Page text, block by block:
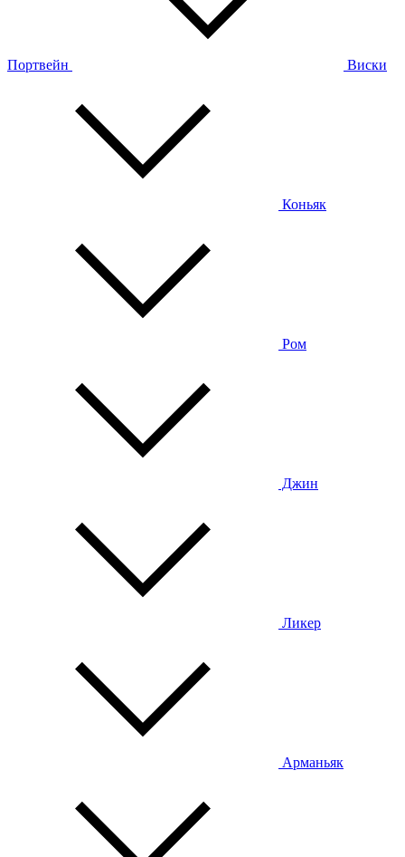
Портвейн Виски
Коньяк
Ром
Джин
Ликер
Арманьяк